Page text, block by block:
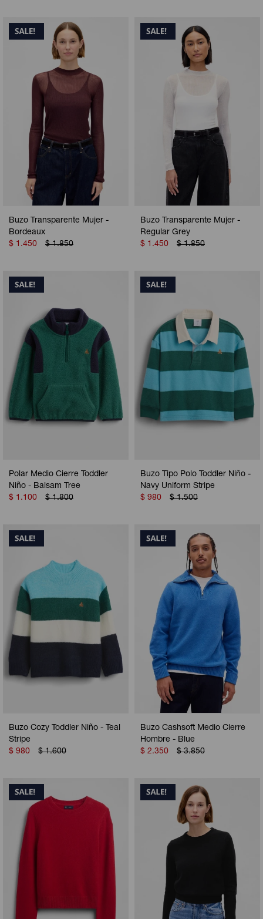
Buzo Transparente Mujer -
Bordeaux
$ 1.450 $ 1.850
Buzo Transparente Mujer -
Regular Grey
$ 1.450 $ 1.850
Polar Medio Cierre Toddler
Niño - Balsam Tree
$ 1.100 $ 1.800
Buzo Tipo Polo Toddler Niño -
Navy Uniform Stripe
$ 980 $ 1.500
Buzo Cozy Toddler Niño - Teal
Stripe
$ 980 $ 1.600
Buzo Cashsoft Medio Cierre
Hombre - Blue
$ 2.350 $ 3.850